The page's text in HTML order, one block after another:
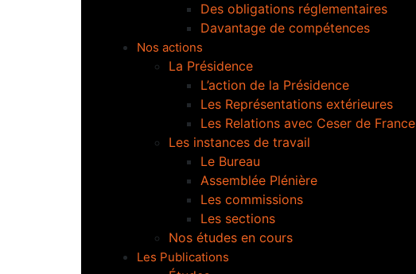
Des obligations réglementaires
Davantage de compétences
Nos actions
La Présidence
L’action de la Présidence
Les Représentations extérieures
Les Relations avec Ceser de France
Les instances de travail
Le Bureau
Assemblée Plénière
Les commissions
Les sections
Nos études en cours
Les Publications